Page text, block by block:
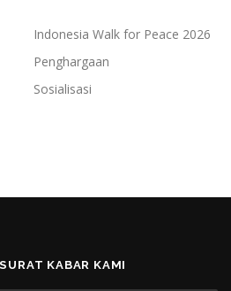
Indonesia Walk for Peace 2026
Penghargaan
Sosialisasi
KABAR KAMI